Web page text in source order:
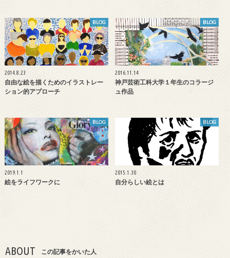
BLOG
2014.8.23
自由な絵を描くためのイラストレー
ション的アプローチ
BLOG
2016.11.14
神戸芸術工科大学１年生のコラージ
ュ作品
BLOG
2019.1.1
絵をライフワークに
BLOG
2015.1.30
自分らしい絵とは
ABOUT この記事をかいた人